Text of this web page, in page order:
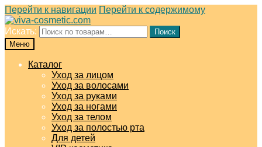
Перейти к навигации Перейти к содержимому
Искать:
Поиск
Меню
Каталог
Уход за лицом
Уход за волосами
Уход за руками
Уход за ногами
Уход за телом
Уход за полостью рта
Для детей